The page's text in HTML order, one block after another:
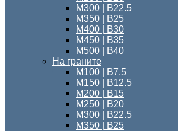
М300 | B22.5
М350 | B25
М400 | B30
М450 | B35
М500 | B40
На граните
М100 | B7.5
M150 | B12.5
М200 | B15
М250 | B20
М300 | B22.5
М350 | B25